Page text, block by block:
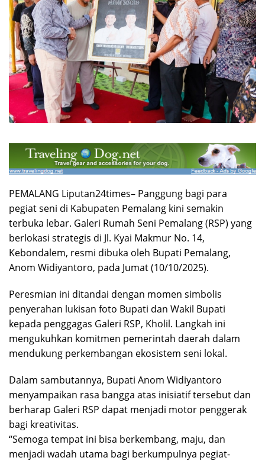
PEMALANG Liputan24times– Panggung bagi para
pegiat seni di Kabupaten Pemalang kini semakin
terbuka lebar. Galeri Rumah Seni Pemalang (RSP) yang
berlokasi strategis di Jl. Kyai Makmur No. 14,
Kebondalem, resmi dibuka oleh Bupati Pemalang,
Anom Widiyantoro, pada Jumat (10/10/2025).
Peresmian ini ditandai dengan momen simbolis
penyerahan lukisan foto Bupati dan Wakil Bupati
kepada penggagas Galeri RSP, Kholil. Langkah ini
mengukuhkan komitmen pemerintah daerah dalam
mendukung perkembangan ekosistem seni lokal.
Dalam sambutannya, Bupati Anom Widiyantoro
menyampaikan rasa bangga atas inisiatif tersebut dan
berharap Galeri RSP dapat menjadi motor penggerak
bagi kreativitas.
“Semoga tempat ini bisa berkembang, maju, dan
menjadi wadah utama bagi berkumpulnya pegiat-